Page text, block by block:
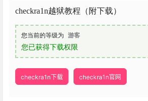
checkra1n越狱教程（附下载）
您当前的等级为 游客
您已获得下载权限
checkra1n下载 checkra1n官网